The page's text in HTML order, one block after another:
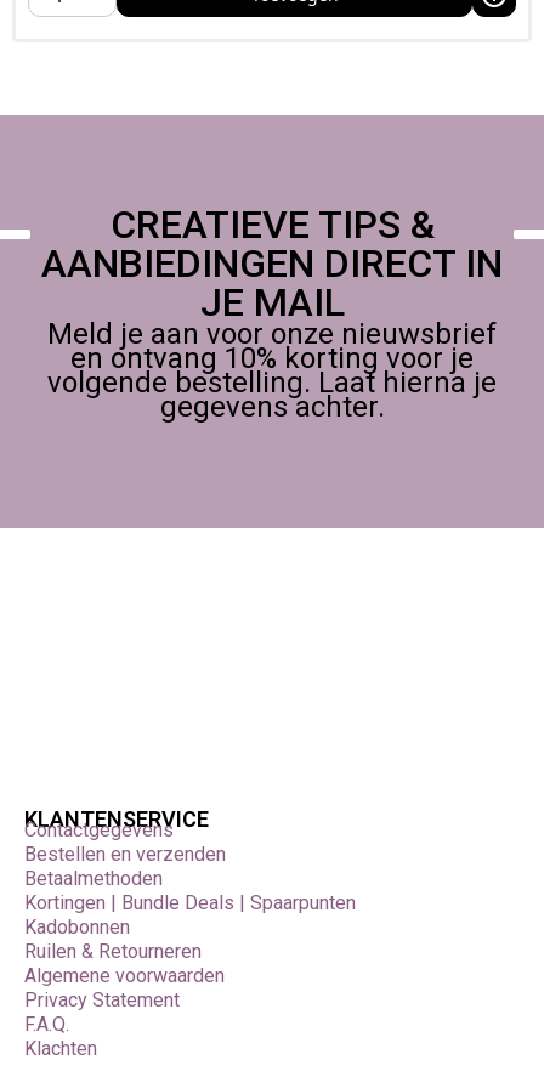
CREATIEVE TIPS &
AANBIEDINGEN DIRECT IN
JE MAIL
Meld je aan voor onze nieuwsbrief
en ontvang 10% korting voor je
volgende bestelling. Laat hierna je
gegevens achter.
KLANTENSERVICE
Contactgegevens
Bestellen en verzenden
Betaalmethoden
Kortingen | Bundle Deals | Spaarpunten
Kadobonnen
Ruilen & Retourneren
Algemene voorwaarden
Privacy Statement
F.A.Q.
Klachten